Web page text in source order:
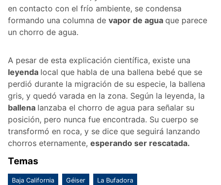
en contacto con el frío ambiente, se condensa
formando una columna de vapor de agua que parece
un chorro de agua.
A pesar de esta explicación científica, existe una
leyenda local que habla de una ballena bebé que se
perdió durante la migración de su especie, la ballena
gris, y quedó varada en la zona. Según la leyenda, la
ballena lanzaba el chorro de agua para señalar su
posición, pero nunca fue encontrada. Su cuerpo se
transformó en roca, y se dice que seguirá lanzando
chorros eternamente, esperando ser rescatada.
Temas
Baja California Géiser La Bufadora